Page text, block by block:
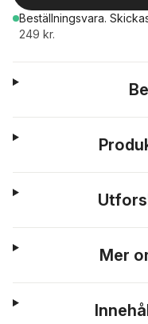
Beställningsvara.
249 kr.
Mer